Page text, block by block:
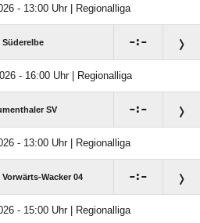
- 13:00 Uhr | Regionalliga
Süderelbe :
- 16:00 Uhr | Regionalliga
SV :
- 13:00 Uhr | Regionalliga
Vorwärts-Wacker 04 :
- 15:00 Uhr | Regionalliga